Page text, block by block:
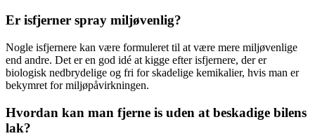
Er isfjerner spray miljøvenlig?
Nogle isfjernere kan være formuleret til at være mere miljøvenlige
end andre. Det er en god idé at kigge efter isfjernere, der er
biologisk nedbrydelige og fri for skadelige kemikalier, hvis man er
bekymret for miljøpåvirkningen.
Hvordan kan man fjerne is uden at beskadige bilens
lak?